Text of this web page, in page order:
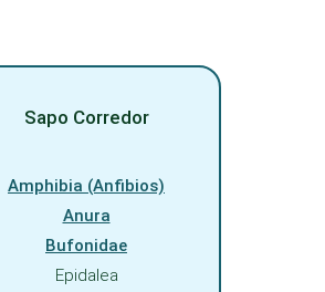
Sapo Corredor
Amphibia (Anfibios)
Anura
Bufonidae
Epidalea